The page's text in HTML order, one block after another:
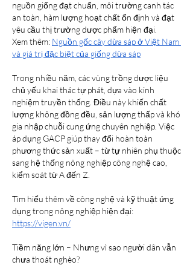
nguồn giống đạt chuẩn, môi trường canh tác
an toàn, hàm lượng hoạt chất ổn định và đạt
yêu cầu thị trường dược phẩm hiện đại.
Xem thêm: Nguồn gốc cây dừa sáp ở Việt Nam
và giá trị đặc biệt của giống dừa sáp
Trong nhiều năm, các vùng trồng dược liệu
chủ yếu khai thác tự phát, dựa vào kinh
nghiệm truyền thống. Điều này khiến chất
lượng không đồng đều, sản lượng thấp và khó
gia nhập chuỗi cung ứng chuyên nghiệp. Việc
áp dụng GACP giúp thay đổi hoàn toàn
phương thức sản xuất – từ tự nhiên phụ thuộc
sang hệ thống nông nghiệp công nghệ cao,
kiểm soát từ A đến Z.
Tìm hiểu thêm về công nghệ và kỹ thuật ứng
dụng trong nông nghiệp hiện đại:
https://vigen.vn/
Tiềm năng lớn – Nhưng vì sao người dân vẫn
chưa thoát nghèo?